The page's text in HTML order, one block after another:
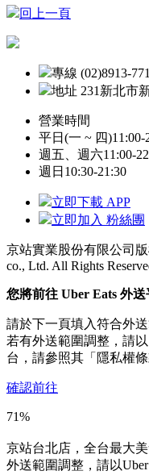
回上一頁
專線 (02)8913-
地址 231新北市
營業時間
平日(一 ~ 四)11:00-
週五、週六11:00-
週日 10:30-21:30
立即下載 APP
立即加入 粉絲團
京站實業股份有限公司版
co., Ltd. All Rights
您將前往 Uber Eats 外送
請於下一頁填入符合外
若有外送範圍調整，請
台，請參照其「隱私權條
確認前往
71%
京站台北店，全台最大
外送範圍調整，請以